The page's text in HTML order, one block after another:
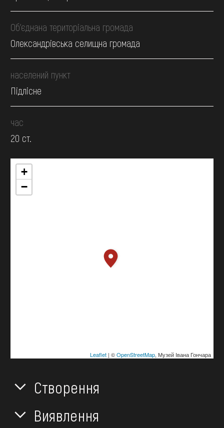
Об’єднана територіальна громада
Олександрівська селищна громада
населений пункт
Підлісне
час
20 ст.
+
−
Leaflet| ©OpenStreetMap, Музей Івана Гончара
Створення
Виявлення